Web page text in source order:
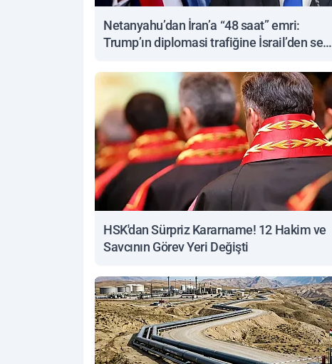
Netanyahu’dan İran’a “48 saat” emri:
Trump’ın diplomasi trafiğine İsrail’den sert
HSK'dan Sürpriz Kararname! 12 Hakim ve
Savcının Görev Yeri Değişti